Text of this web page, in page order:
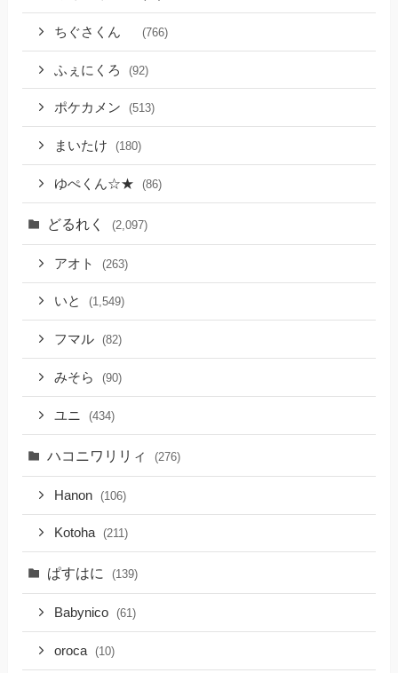
ちぐさくん (766)
ふぇにくろ (92)
ポケカメン (513)
まいたけ (180)
ゆぺくん☆★ (86)
どるれく (2,097)
アオト (263)
いと (1,549)
フマル (82)
みそら (90)
ユニ (434)
ハコニワリリィ (276)
Hanon (106)
Kotoha (211)
ぱすはに (139)
Babynico (61)
oroca (10)